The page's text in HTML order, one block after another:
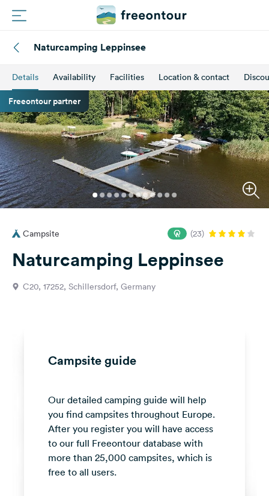
Campings
Magazine
Partners
Register
Login
Questions
Feedback
Follow
media
Facebook
Instagram
Naturcamping Leppinsee
Details Availability Facilities Location & contact
Freeontour partner
Campsite (23)
Naturcamping Leppinsee
C20, 17252, Schillersdorf, Germany
Campsite guide
Our detailed camping guide will help
you find campsites throughout Europe.
After you register you will have access
to our full Freeontour database with
more than 25,000 campsites, which is
free to all users.